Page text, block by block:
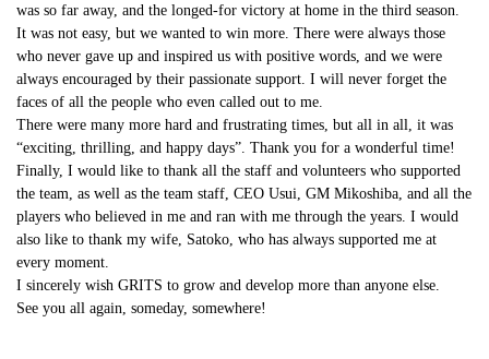
was so far away, and the longed-for victory at home in the third season.
It was not easy, but we wanted to win more. There were always those
who never gave up and inspired us with positive words, and we were
always encouraged by their passionate support. I will never forget the
faces of all the people who even called out to me.
There were many more hard and frustrating times, but all in all, it was
“exciting, thrilling, and happy days”. Thank you for a wonderful time!
Finally, I would like to thank all the staff and volunteers who supported
the team, as well as the team staff, CEO Usui, GM Mikoshiba, and all the
players who believed in me and ran with me through the years. I would
also like to thank my wife, Satoko, who has always supported me at
every moment.
I sincerely wish GRITS to grow and develop more than anyone else.
See you all again, someday, somewhere!